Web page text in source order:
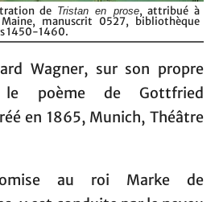
de Tristan en prose, attribué à
manuscrit 0527, bibliothèque
1450-1460.
Wagner, sur son propre
le poème de Gottfried
en 1865, Munich, Théâtre
au roi Marke de